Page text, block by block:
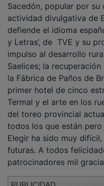
Sacedón, popular por
actividad divulgativa de
defiende el idioma
y Letras’, de TVE y su
impulso al desarrollo
Saelices; la
la Fábrica de Paños de
primer hotel de cinco
Termal y el arte en los
del toreo provincial
todos los que están
Elegir ha sido muy
futuras. A todos
patrocinadores mil